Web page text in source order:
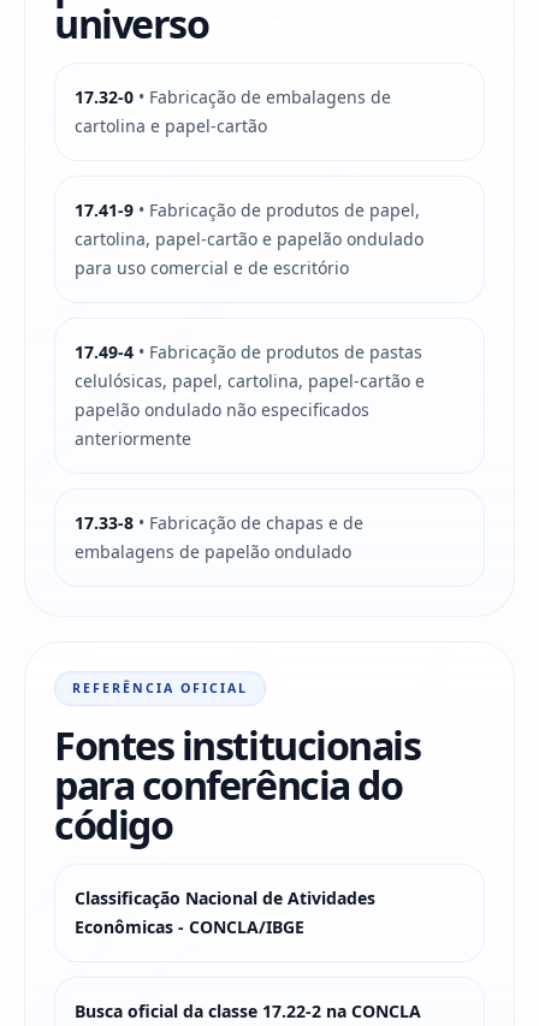
universo
17.32-0 • Fabricação de embalagens de
cartolina e papel-cartão
17.41-9 • Fabricação de produtos de papel,
cartolina, papel-cartão e papelão ondulado
para uso comercial e de escritório
17.49-4 • Fabricação de produtos de pastas
celulósicas, papel, cartolina, papel-cartão e
papelão ondulado não especificados
anteriormente
17.33-8 • Fabricação de chapas e de
embalagens de papelão ondulado
REFERÊNCIA OFICIAL
Fontes institucionais
para conferência do
código
Classificação Nacional de Atividades
Econômicas - CONCLA/IBGE
Busca oficial da classe 17.22-2 na CONCLA